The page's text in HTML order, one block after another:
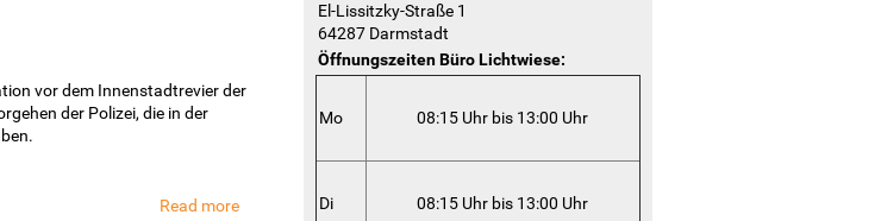
Wahlbeteiligung
Hochschulwahlen
vor dem Innenstadtrevier der
der Polizei, die in der
Read moreabout
El-Lissitzky-Straße 1
64287 Darmstadt
Öffnungszeiten Büro Lichtwiese:
Mo 08:15 Uhr bis 13:00 Uhr
Di 08:15 Uhr bis 13:00 Uhr